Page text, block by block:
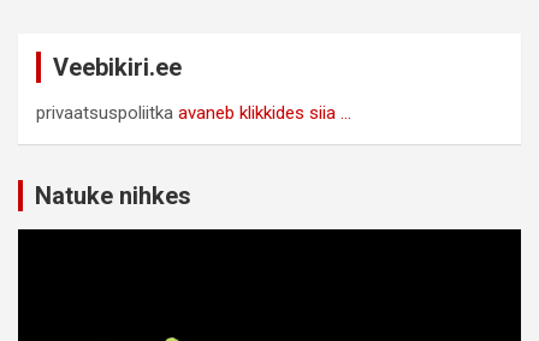
Veebikiri.ee
privaatsuspoliitka avaneb klikkides siia ...
Natuke nihkes